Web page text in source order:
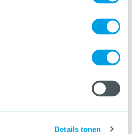
Details tonen
is onvoldoende als